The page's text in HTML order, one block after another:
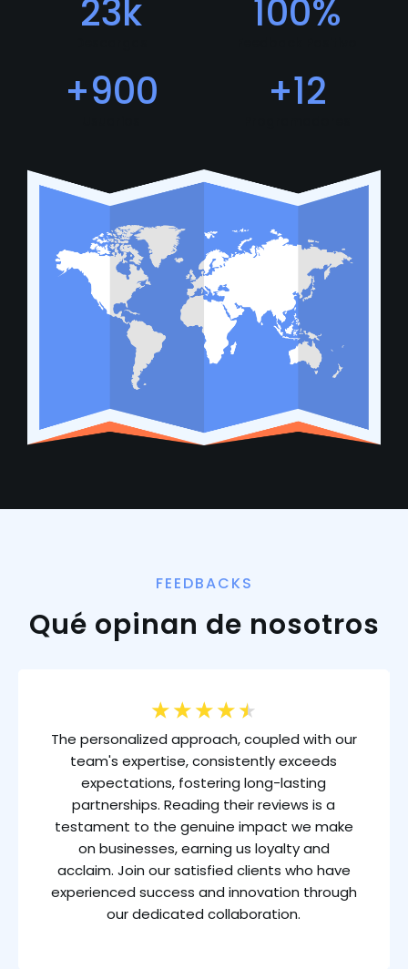
23k 100%
+900 +12
FEEDBACKS
Qué opinan de nosotros
★ ★ ★ ★ ★
The personalized approach, coupled with our
team's expertise, consistently exceeds
expectations, fostering long-lasting
partnerships. Reading their reviews is a
testament to the genuine impact we make
on businesses, earning us loyalty and
acclaim. Join our satisfied clients who have
experienced success and innovation through
our dedicated collaboration.